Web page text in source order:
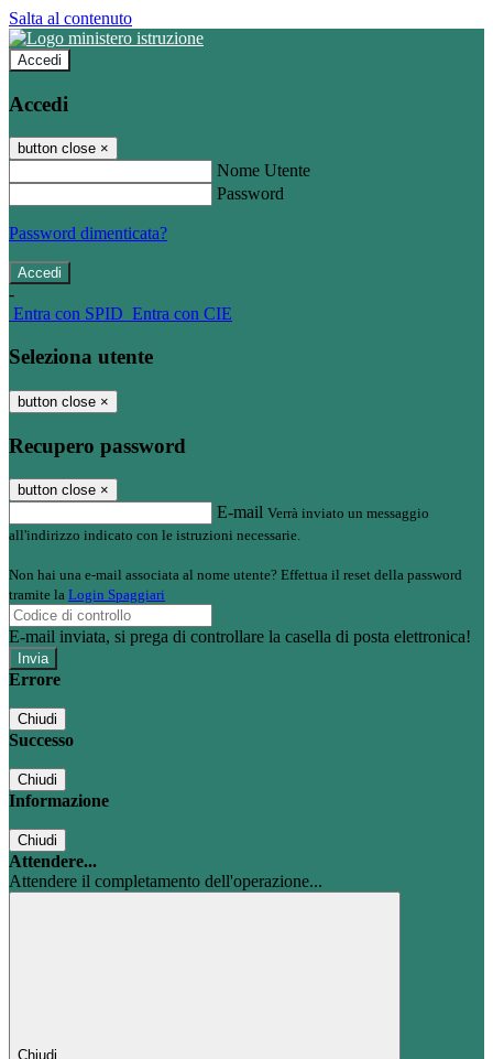
Salta al contenuto
Accedi
Accedi
button close ×
Nome Utente
Password
Password dimenticata?
-
Entra con SPID Entra con CIE
Seleziona utente
button close ×
Recupero password
button close ×
E-mail Verrà inviato un messaggio
all'indirizzo indicato con le istruzioni necessarie.
Non hai una e-mail associata al nome utente? Effettua il reset della password
tramite la Login Spaggiari
E-mail inviata, si prega di controllare la casella di posta elettronica!
Errore
Chiudi
Successo
Chiudi
Informazione
Chiudi
Attendere...
Attendere il completamento dell'operazione...
Chiudi